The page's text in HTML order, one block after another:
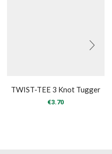
TWIST-TEE 3 Knot Tugger
€3.70